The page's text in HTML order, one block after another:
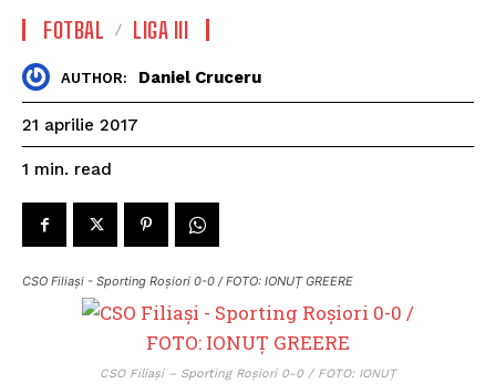
FOTBAL LIGA III
AUTHOR: Daniel Cruceru
21 aprilie 2017
1 min. read
CSO Filiași - Sporting Roșiori 0-0 / FOTO: IONUȚ GREERE
CSO Filiași – Sporting Roșiori 0-0 / FOTO: IONUȚ